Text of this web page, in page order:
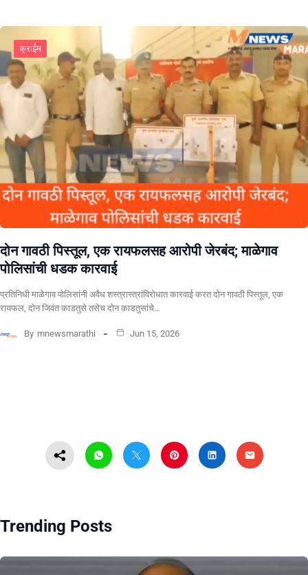
क्राईम
दोन गावठी पिस्तूल, एक रायफलसह आरोपी जेरबंद; माळेगाव
पोलिसांची धडक कारवाई
प्रतिनिधी माळेगाव पोलिसांनी अवैध शस्त्रास्त्रांविरोधात कारवाई करत दोन गावठी पिस्तूल, एक
रायफल, दोन जिवंत काडतुसे तसेच दोन काडतुसांचे…
By mnewsmarathi Jun 15, 2026
Trending Posts